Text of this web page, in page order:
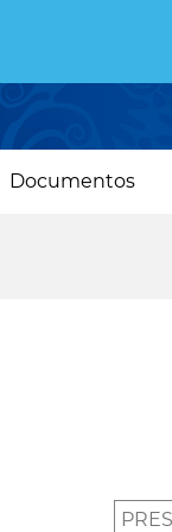
Documentos